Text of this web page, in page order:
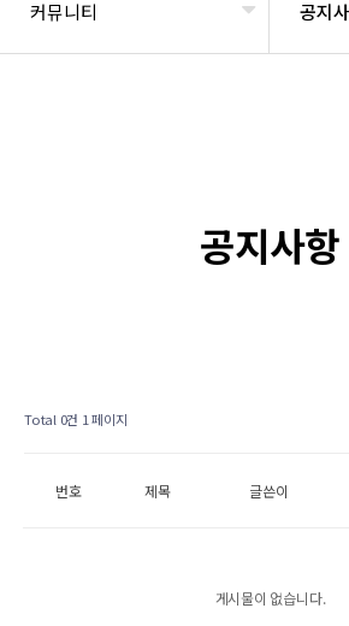
커뮤니티 공지
공지사항
Total 0건 1 페이지
번호 제목 글쓴이
게시물이 없습니다.